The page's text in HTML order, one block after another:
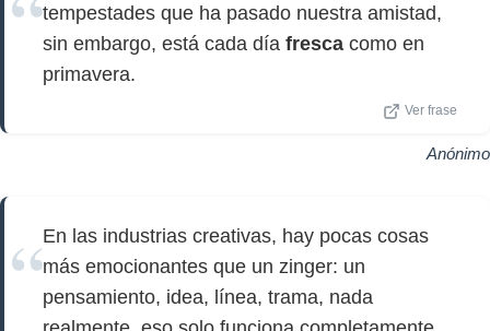
tempestades que ha pasado nuestra amistad,
sin embargo, está cada día fresca como en
primavera.
Ver frase
Anónimo
En las industrias creativas, hay pocas cosas
más emocionantes que un zinger: un
pensamiento, idea, línea, trama, nada